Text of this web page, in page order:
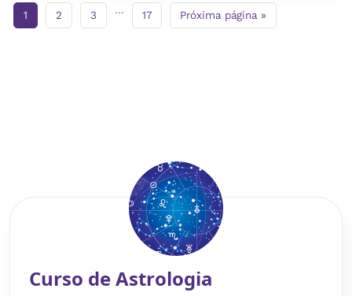
1 2 3 … 17 Próxima página »
Curso de Astrologia